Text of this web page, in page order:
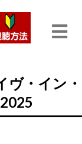
ヴ・イン・